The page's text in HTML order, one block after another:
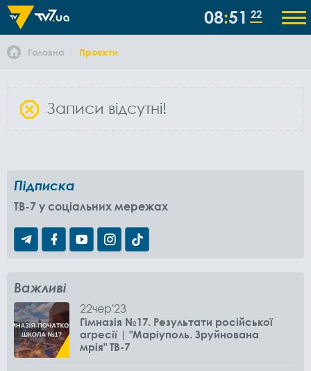
08 51 22
Головна Проєкти
Записи відсутні!
Підписка
TB-7 у соціальних мережах
Важливі
22чер'23
Гімназія №17. Результати російської
агресії | "Маріуполь. Зруйнована
мрія" ТВ-7